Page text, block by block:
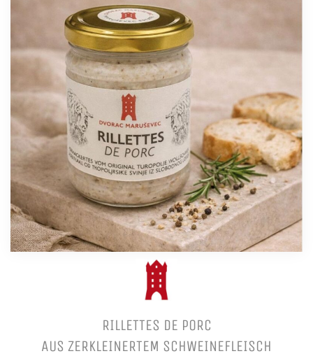
RILLETTES DE PORC
AUS ZERKLEINERTEM SCHWEINEFLEISCH